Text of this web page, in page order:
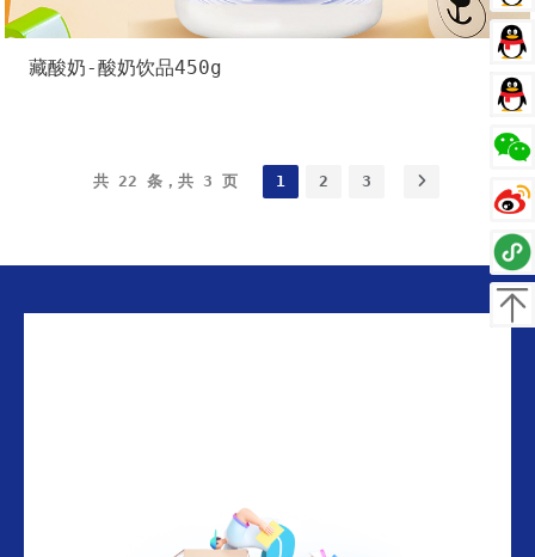
藏酸奶-酸奶饮品450g
共 22 条，共 3 页 1 2 3
客
客
返